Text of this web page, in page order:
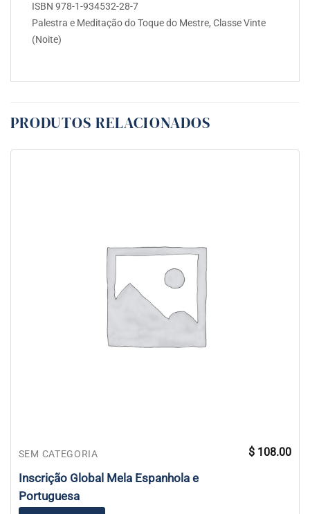
ISBN 978-1-934532-28-7
Palestra e Meditação do Toque do Mestre, Classe Vinte
(Noite)
PRODUTOS RELACIONADOS
SEM CATEGORIA
Inscrição Global Mela Espanhola e
Portuguesa
$ 108.00